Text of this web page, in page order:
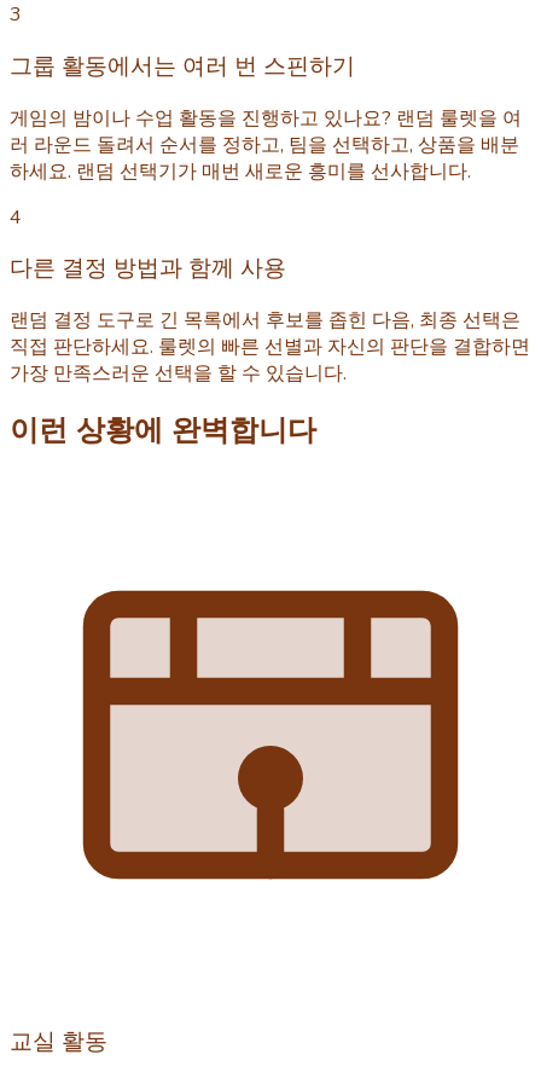
3
그룹 활동에서는 여러 번 스핀하기
게임의 밤이나 수업 활동을 진행하고 있나요? 랜덤 룰렛을 여
러 라운드 돌려서 순서를 정하고, 팀을 선택하고, 상품을 배분
하세요. 랜덤 선택기가 매번 새로운 흥미를 선사합니다.
4
다른 결정 방법과 함께 사용
랜덤 결정 도구로 긴 목록에서 후보를 좁힌 다음, 최종 선택은
직접 판단하세요. 룰렛의 빠른 선별과 자신의 판단을 결합하면
가장 만족스러운 선택을 할 수 있습니다.
이런 상황에 완벽합니다
교실 활동